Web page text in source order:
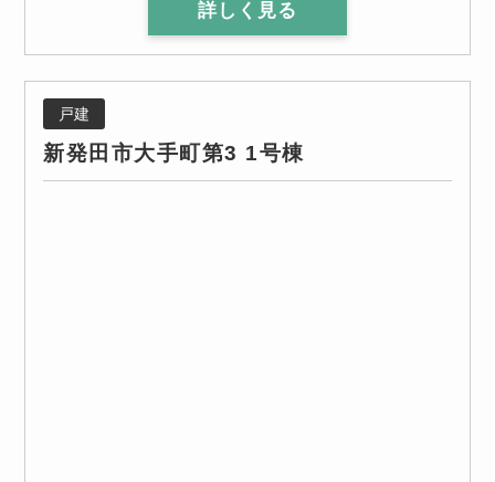
詳しく見る
戸建
新発田市大手町第3 1号棟